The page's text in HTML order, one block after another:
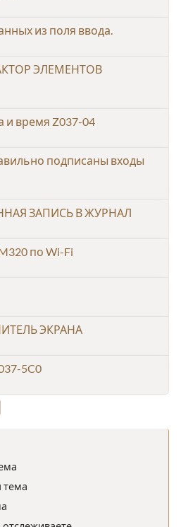
из поля ввода.
ЭЛЕМЕНТОВ
и время Z037-04
подписаны входы
ЗАПИСЬ В ЖУРНАЛ
по Wi-Fi
ЭКРАНА
5C0
тема